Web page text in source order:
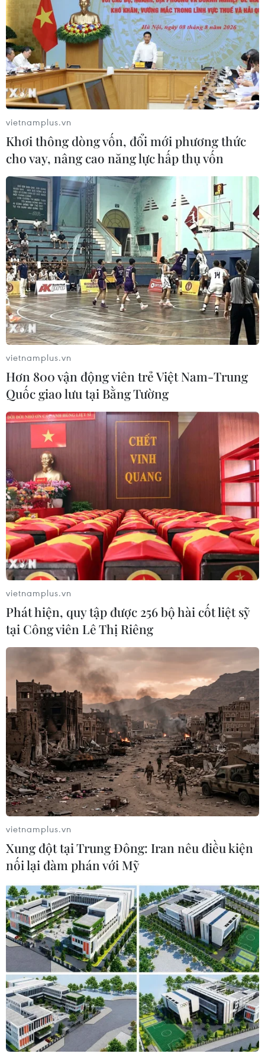
vietnamplus.vn
Khơi thông dòng vốn, đổi mới phương thức
cho vay, nâng cao năng lực hấp thụ vốn
vietnamplus.vn
Hơn 800 vận động viên trẻ Việt Nam-Trung
Quốc giao lưu tại Bằng Tường
vietnamplus.vn
Phát hiện, quy tập được 256 bộ hài cốt liệt sỹ
tại Công viên Lê Thị Riêng
vietnamplus.vn
Xung đột tại Trung Đông: Iran nêu điều kiện
nối lại đàm phán với Mỹ